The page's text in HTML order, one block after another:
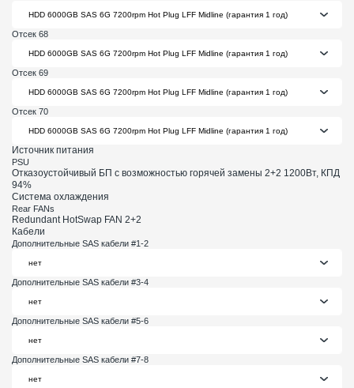
Отсек 68
Отсек 69
Отсек 70
Источник питания
PSU
Отказоустойчивый БП с возможностью горячей замены 2+2 1200Вт, КПД
94%
Система охлаждения
Rear FANs
Redundant HotSwap FAN 2+2
Кабели
Дополнительные SAS кабели #1-2
Дополнительные SAS кабели #3-4
Дополнительные SAS кабели #5-6
Дополнительные SAS кабели #7-8